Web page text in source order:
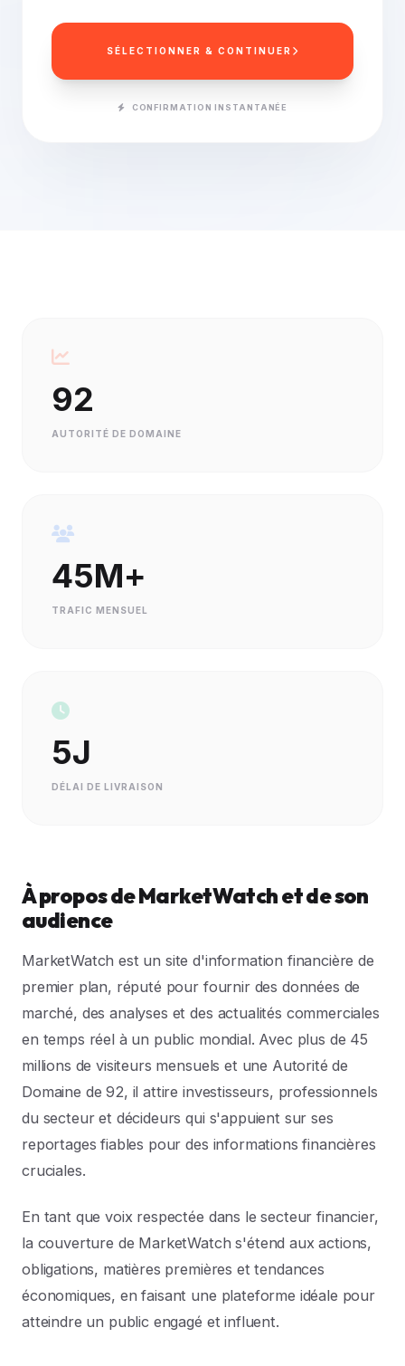
SÉLECTIONNER & CONTINUER
CONFIRMATION INSTANTANÉE
92
AUTORITÉ DE DOMAINE
45M+
TRAFIC MENSUEL
5J
DÉLAI DE LIVRAISON
À propos de MarketWatch et de son
audience
MarketWatch est un site d'information financière de
premier plan, réputé pour fournir des données de
marché, des analyses et des actualités commerciales
en temps réel à un public mondial. Avec plus de 45
millions de visiteurs mensuels et une Autorité de
Domaine de 92, il attire investisseurs, professionnels
du secteur et décideurs qui s'appuient sur ses
reportages fiables pour des informations financières
cruciales.
En tant que voix respectée dans le secteur financier,
la couverture de MarketWatch s'étend aux actions,
obligations, matières premières et tendances
économiques, en faisant une plateforme idéale pour
atteindre un public engagé et influent.